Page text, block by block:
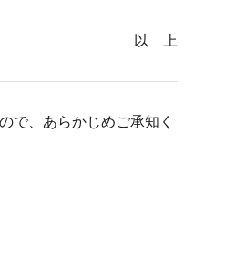
以 上
で、あらかじめご承知く